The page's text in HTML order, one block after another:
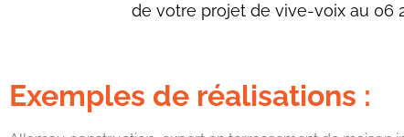
de votre projet de vive-voix au 06
Exemples de réalisations :